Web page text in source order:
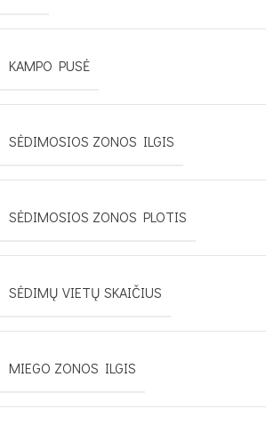
KAMPO PUSĖ
SĖDIMOSIOS ZONOS ILGIS
SĖDIMOSIOS ZONOS PLOTIS
SĖDIMŲ VIETŲ SKAIČIUS
MIEGO ZONOS ILGIS